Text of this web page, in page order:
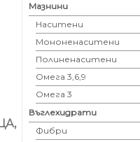
Мазнини
Наситени
Мононенаситени
Полиненаситени
Омега 3,6,9
Омега 3
Въглехидрати
Фибри